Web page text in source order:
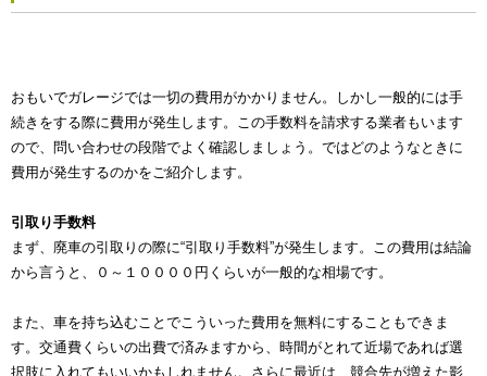
おもいでガレージでは一切の費用がかかりません。しかし一般的には手
続きをする際に費用が発生します。この手数料を請求する業者もいます
ので、問い合わせの段階でよく確認しましょう。ではどのようなときに
費用が発生するのかをご紹介します。
引取り手数料
まず、廃車の引取りの際に“引取り手数料”が発生します。この費用は結論
から言うと、０～１００００円くらいが一般的な相場です。
また、車を持ち込むことでこういった費用を無料にすることもできま
す。交通費くらいの出費で済みますから、時間がとれて近場であれば選
択肢に入れてもいいかもしれません。さらに最近は、競合先が増えた影